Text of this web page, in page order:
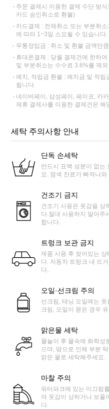
주문 결제시 이용한 결제 수단 방
카드 승인취소로 환불)
카드결제 : 전체취소 또는 부분취
에 따라 1~3일 소요될 수 있습니다.
무통장입금 : 취소 및 환불 금액만
휴대폰결제 : 당월 결제건에 한하
및 부분취소는 수수료 3.6%를 제
예치, 적립금 환불 : 예치금 및 적
됩니다.
네이버페이, 삼성페이, 페이코, 카
제휴 결제사를 이용한 결제건은 해
세탁 주의사항 안내
단독 손세탁
반드시 표백 성분이 없는
요. 염색 잔료가 빠져나
건조기 금지
건조기 사용은 옷감을 상
다.절대 사용하지 말아주
합니다.
트렁크 보관 금지
제품 사용 후 젖어있는
다. 자동차 트렁크 내 뜨
다.
오일·선크림 주의
선크림, 태닝 오일에는
크림, 오일이 묻은 경우
맑은물 세탁
물놀이 후 물속에 화학성
으며, 땀으로 인해 부분
맑은 물로 세탁해주세요.
마찰 주의
워터파크에 있는 미끄럼
여 옷감이 상하거나 보풀
다.